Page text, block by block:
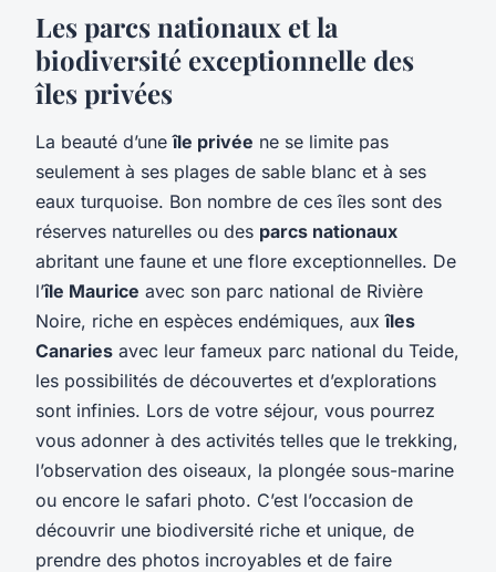
Les parcs nationaux et la
biodiversité exceptionnelle des
îles privées
La beauté d’uneîle privée ne se limite pas
seulement à ses plages de sable blanc et à ses
eaux turquoise. Bon nombre de ces îles sont des
réserves naturelles ou des parcs nationaux
abritant une faune et une flore exceptionnelles. De
l’île Maurice avec son parc national de Rivière
Noire, riche en espèces endémiques, auxîles
Canaries avec leur fameux parc national du Teide,
les possibilités de découvertes et d’explorations
sont infinies. Lors de votre séjour, vous pourrez
vous adonner à des activités telles que le trekking,
l’observation des oiseaux, la plongée sous-marine
ou encore le safari photo. C’est l’occasion de
découvrir une biodiversité riche et unique, de
prendre des photos incroyables et de faire